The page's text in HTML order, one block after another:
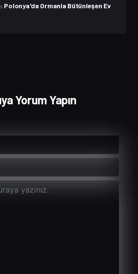
Polonya'da Ormanla Bütünleşen Ev
Yorum Yapın